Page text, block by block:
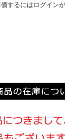
するにはログインが